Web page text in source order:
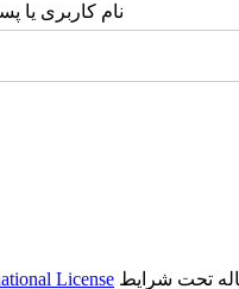
نام کاربری یا
تحت شرایط License